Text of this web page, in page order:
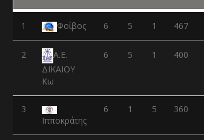
1 Φοίβος 6 5 1 467
2
Α.Ε.
ΔΙΚΑΙΟΥ
Κω
6 5 1 400
3
Ιπποκράτης
6 1 5 360